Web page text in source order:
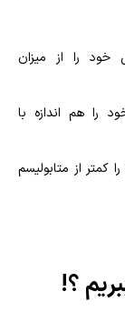
خود را از میزان
را هم اندازه با
کمتر از متابولیسم
؟!